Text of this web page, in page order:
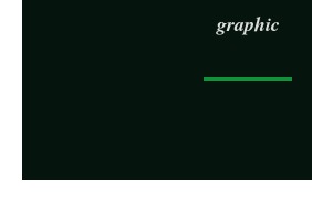
graphic